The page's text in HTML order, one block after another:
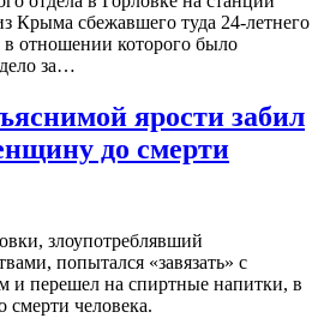
Крыма сбежавшего туда 24-летнего
отношении которого было
за…
ярости забил
до смерти
злоупотреблявший
попытался «завязать» с
и перешел на спиртные напитки, в
смерти человека.